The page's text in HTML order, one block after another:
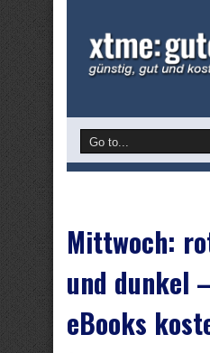
Mittwoch:
und dunkel
eBooks